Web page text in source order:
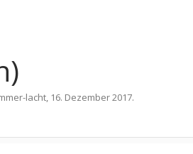
lacht, 16. Dezember 2017.